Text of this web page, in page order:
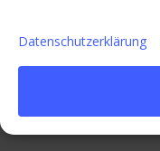
Datenschutzerklärung